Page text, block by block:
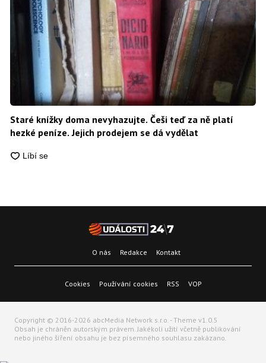
Staré knížky doma nevyhazujte. Češi teď za ně platí
hezké peníze. Jejich prodejem se dá vydělat
O nás Redakce Kontakt
Cookies Používání cookies RSS VOP
Copyright © 2016-2026 abcMedia Network s.r.o. - Theme v1.0.5
Obsah je chráněn autorským právem. Jakékoli užití včetně publikování
nebo jiného šíření obsahu je bez písemného souhlasu zakázano.